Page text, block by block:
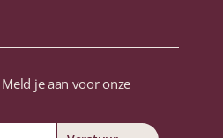
je aan voor onze